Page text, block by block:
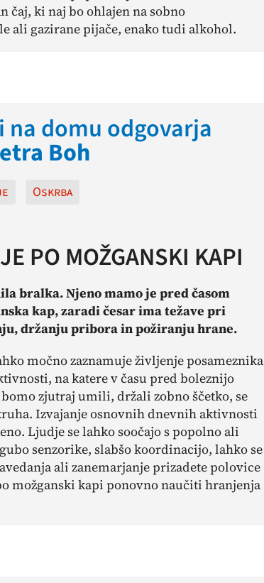
čaj, ki naj bo ohlajen na sobno
ali gazirane pijače, enako tudi alkohol.
na domu odgovarja
Boh
Oskrba
PO MOŽGANSKI KAPI
bralka. Njeno mamo je pred časom
kap, zaradi česar ima težave pri
držanju pribora in požiranju hrane.
močno zaznamuje življenje posameznika
na katere v času pred boleznijo
zjutraj umili, držali zobno ščetko, se
Izvajanje osnovnih dnevnih aktivnosti
Ljudje se lahko soočajo s popolno ali
senzorike, slabšo koordinacijo, lahko se
ali zanemarjanje prizadete polovice
možganski kapi ponovno naučiti hranjenja